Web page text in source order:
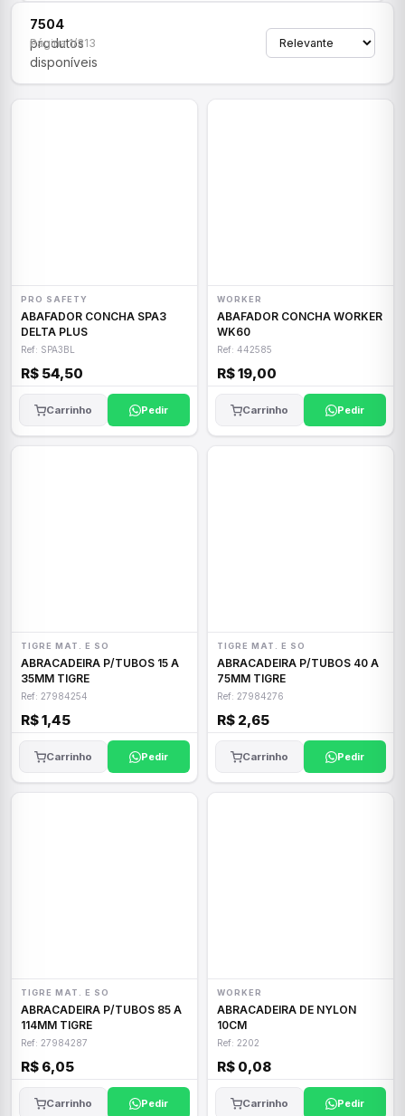
7504
produtos
disponíveis
Página 1/313
PRO SAFETY
ABAFADOR CONCHA SPA3
DELTA PLUS
Ref: SPA3BL
R$ 54,50
Carrinho Pedir
WORKER
ABAFADOR CONCHA WORKER
WK60
Ref: 442585
R$ 19,00
Carrinho Pedir
TIGRE MAT. E SO
ABRACADEIRA P/TUBOS 15 A
35MM TIGRE
Ref: 27984254
R$ 1,45
Carrinho Pedir
TIGRE MAT. E SO
ABRACADEIRA P/TUBOS 40 A
75MM TIGRE
Ref: 27984276
R$ 2,65
Carrinho Pedir
TIGRE MAT. E SO
ABRACADEIRA P/TUBOS 85 A
114MM TIGRE
Ref: 27984287
R$ 6,05
Carrinho Pedir
WORKER
ABRACADEIRA DE NYLON
10CM
Ref: 2202
R$ 0,08
Carrinho Pedir